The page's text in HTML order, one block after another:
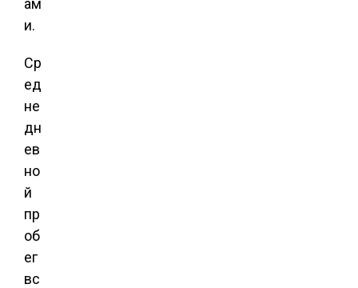
ам
и.
Ср
ед
не
дн
ев
но
й
пр
об
ег
вс